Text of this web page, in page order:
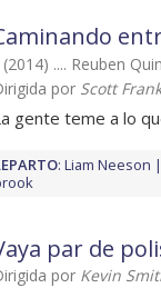
(2014) .... Reuben
por Scott Frank
gente teme a lo
: Liam Neeson
par de
por Kevin